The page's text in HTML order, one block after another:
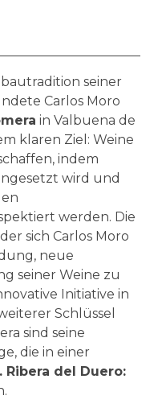
seiner
Carlos Moro
in Valbuena de
klaren Ziel: Weine
indem
wird und
werden. Die
sich Carlos Moro
neue
seiner Weine zu
Initiative in
Schlüssel
sind seine
die in einer
Ribera del Duero: